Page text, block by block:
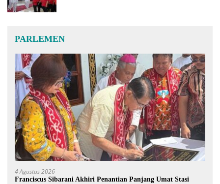
PARLEMEN
4 Agustus 2026
Franciscus Sibarani Akhiri Penantian Panjang Umat Stasi